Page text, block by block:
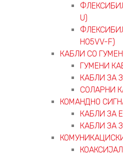
U)
H05VV-F)
КАБЛИ СО
ГУМЕНИ
КАБЛИ ЗА
СОЛАРНИ
КОМАНДНО
КАБЛИ ЗА
КАБЛИ ЗА